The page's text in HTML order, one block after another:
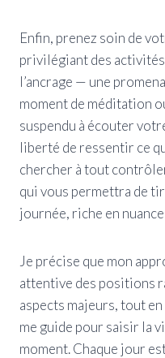
Enfin, prenez soin de
privilégiant des
l’ancrage — une
moment de méditation
suspendu à écouter
liberté de ressentir ce
chercher à tout
qui vous permettra de
journée, riche en
Je précise que mon
attentive des positions
aspects majeurs, tout
me guide pour saisir la
moment. Chaque jour